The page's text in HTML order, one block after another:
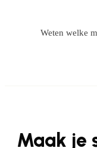
Weten welke
Maak je